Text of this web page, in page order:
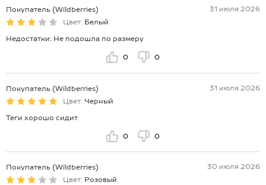
Покупатель (Wildberries)
31 июля 2026
Цвет: Белый
Недостатки: Не подошла по размеру
0 0
Покупатель (Wildberries)
31 июля 2026
Цвет: Черный
Теги хорошо сидит
0 0
Покупатель (Wildberries)
30 июля 2026
Цвет: Розовый